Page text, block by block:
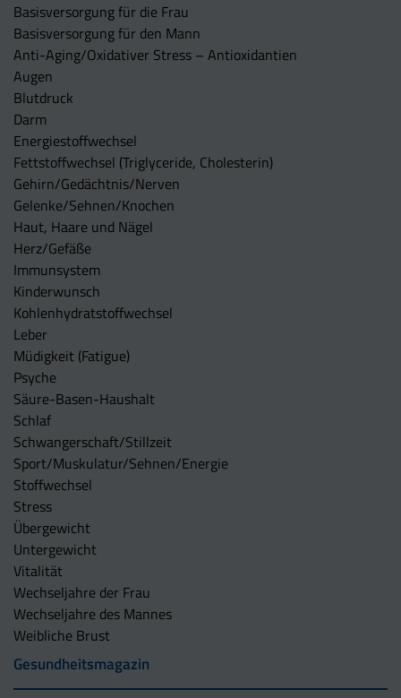
Basisversorgung für die Frau
Basisversorgung für den Mann
Anti-Aging/Oxidativer Stress – Antioxidantien
Augen
Blutdruck
Darm
Energiestoffwechsel
Fettstoffwechsel (Triglyceride, Cholesterin)
Gehirn/Gedächtnis/Nerven
Gelenke/Sehnen/Knochen
Haut, Haare und Nägel
Herz/Gefäße
Immunsystem
Kinderwunsch
Kohlenhydratstoffwechsel
Leber
Müdigkeit (Fatigue)
Psyche
Säure-Basen-Haushalt
Schlaf
Schwangerschaft/Stillzeit
Sport/Muskulatur/Sehnen/Energie
Stoffwechsel
Stress
Übergewicht
Untergewicht
Vitalität
Wechseljahre der Frau
Wechseljahre des Mannes
Weibliche Brust
Gesundheitsmagazin